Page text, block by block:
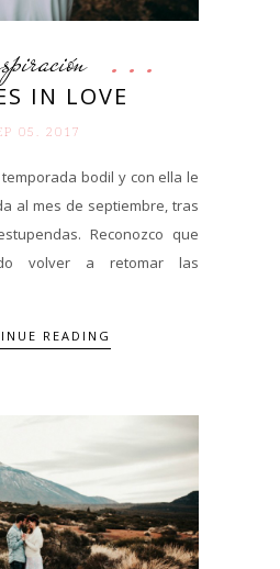
IN LOVE
05. 2017
bodil y con ella le
al mes de septiembre, tras
Reconozco que
volver a retomar las
READING